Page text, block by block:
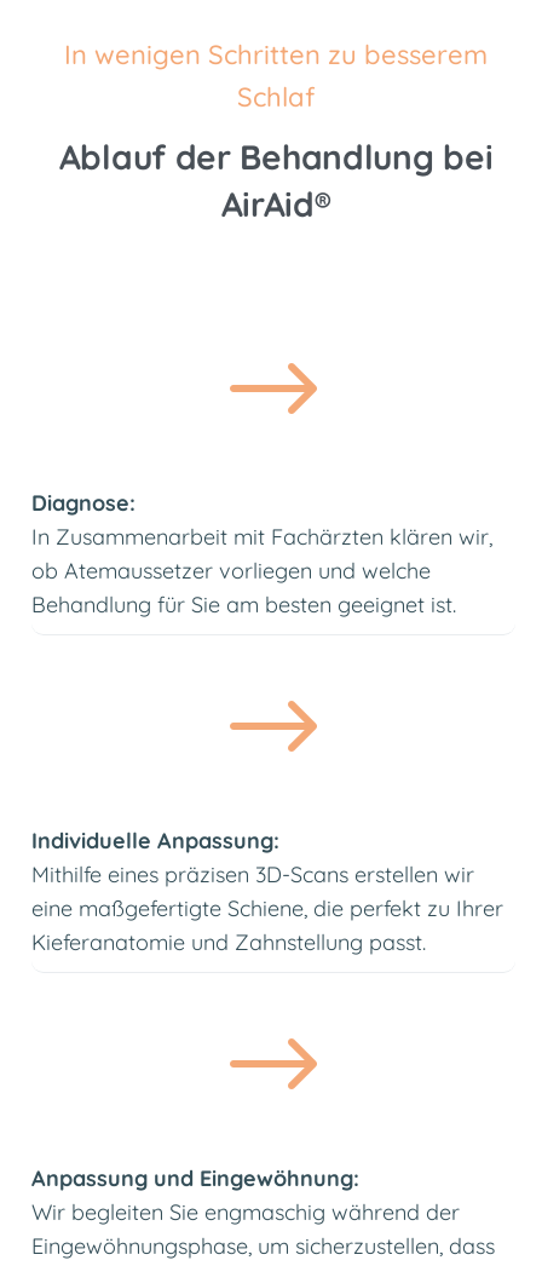
In wenigen Schritten zu besserem
Schlaf
Ablauf der Behandlung bei
AirAid®
$
Diagnose:
In Zusammenarbeit mit Fachärzten klären wir,
ob Atemaussetzer vorliegen und welche
Behandlung für Sie am besten geeignet ist.
$
Individuelle Anpassung:
Mithilfe eines präzisen 3D-Scans erstellen wir
eine maßgefertigte Schiene, die perfekt zu Ihrer
Kieferanatomie und Zahnstellung passt.
$
Anpassung und Eingewöhnung:
Wir begleiten Sie engmaschig während der
Eingewöhnungsphase, um sicherzustellen, dass